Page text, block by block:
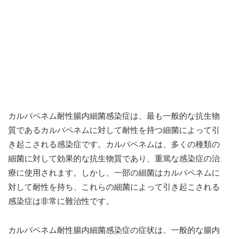
カルバペネム耐性腸内細菌感染症は、最も一般的な抗生物
質であるカルバペネムに対して耐性を持つ細菌によって引
き起こされる感染症です。カルバペネムは、多くの種類の
細菌に対して効果的な抗生物質であり、重篤な感染症の治
療に使用されます。しかし、一部の細菌はカルバペネムに
対して耐性を持ち、これらの細菌によって引き起こされる
感染症は非常に難治性です。
カルバペネム耐性腸内細菌感染症の症状は、一般的な腸内